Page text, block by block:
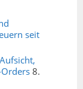
seit
8.